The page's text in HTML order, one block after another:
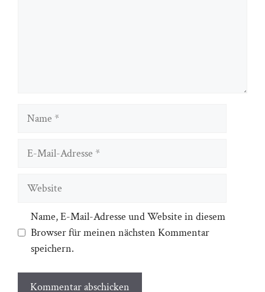
Name
Website
Name, E-Mail-Adresse und Website in diesem
Browser für meinen nächsten Kommentar
speichern.